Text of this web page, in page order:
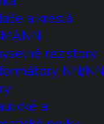
a kreslá
rezistory
NN/NN
a